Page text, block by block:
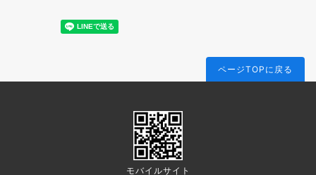
ページTOPに戻る
モバイルサイト